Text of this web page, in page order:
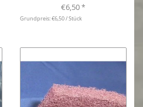
€6,50 *
Grundpreis: €6,50 / Stück